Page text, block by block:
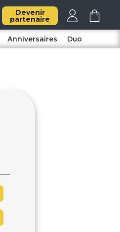
Devenir
partenaire
Anniversaires Duo